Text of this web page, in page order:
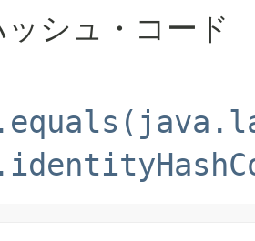
シュ・コード